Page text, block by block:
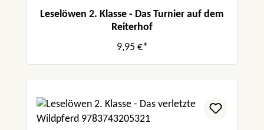
Leselöwen 2. Klasse - Das Turnier auf dem
Reiterhof
9,95 €*